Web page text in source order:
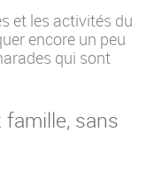
et les activités du
encore un peu
qui sont
sans